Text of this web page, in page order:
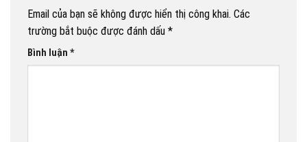
Email của bạn sẽ không được hiển thị công khai. Các
trường bắt buộc được đánh dấu *
Bình luận *